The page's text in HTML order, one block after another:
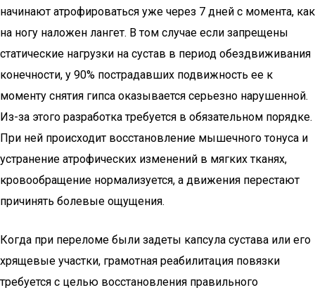
начинают атрофироваться уже через 7 дней с момента, как
на ногу наложен лангет. В том случае если запрещены
статические нагрузки на сустав в период обездвиживания
конечности, у 90% пострадавших подвижность ее к
моменту снятия гипса оказывается серьезно нарушенной.
Из-за этого разработка требуется в обязательном порядке.
При ней происходит восстановление мышечного тонуса и
устранение атрофических изменений в мягких тканях,
кровообращение нормализуется, а движения перестают
причинять болевые ощущения.
Когда при переломе были задеты капсула сустава или его
хрящевые участки, грамотная реабилитация повязки
требуется с целью восстановления правильного